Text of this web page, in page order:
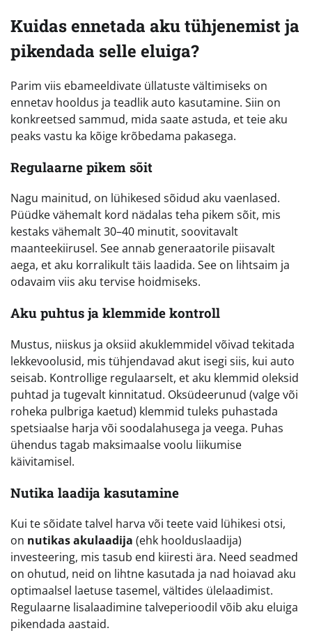
Kuidas ennetada aku tühjenemist ja
pikendada selle eluiga?
Parim viis ebameeldivate üllatuste vältimiseks on
ennetav hooldus ja teadlik auto kasutamine. Siin on
konkreetsed sammud, mida saate astuda, et teie aku
peaks vastu ka kõige krõbedama pakasega.
Regulaarne pikem sõit
Nagu mainitud, on lühikesed sõidud aku vaenlased.
Püüdke vähemalt kord nädalas teha pikem sõit, mis
kestaks vähemalt 30–40 minutit, soovitavalt
maanteekiirusel. See annab generaatorile piisavalt
aega, et aku korralikult täis laadida. See on lihtsaim ja
odavaim viis aku tervise hoidmiseks.
Aku puhtus ja klemmide kontroll
Mustus, niiskus ja oksiid akuklemmidel võivad tekitada
lekkevoolusid, mis tühjendavad akut isegi siis, kui auto
seisab. Kontrollige regulaarselt, et aku klemmid oleksid
puhtad ja tugevalt kinnitatud. Oksüdeerunud (valge või
roheka pulbriga kaetud) klemmid tuleks puhastada
spetsiaalse harja või soodalahusega ja veega. Puhas
ühendus tagab maksimaalse voolu liikumise
käivitamisel.
Nutika laadija kasutamine
Kui te sõidate talvel harva või teete vaid lühikesi otsi,
on nutikas akulaadija (ehk hoolduslaadija)
investeering, mis tasub end kiiresti ära. Need seadmed
on ohutud, neid on lihtne kasutada ja nad hoiavad aku
optimaalsel laetuse tasemel, vältides ülelaadimist.
Regulaarne lisalaadimine talveperioodil võib aku eluiga
pikendada aastaid.